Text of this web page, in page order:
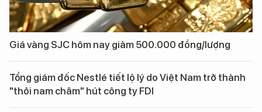
Giá vàng SJC hôm nay giảm 500.000 đồng/lượng
Tổng giám đốc Nestlé tiết lộ lý do Việt Nam trở thành
"thỏi nam châm" hút công ty FDI